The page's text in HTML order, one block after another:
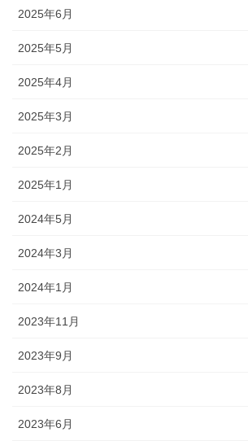
2025年6月
2025年5月
2025年4月
2025年3月
2025年2月
2025年1月
2024年5月
2024年3月
2024年1月
2023年11月
2023年9月
2023年8月
2023年6月